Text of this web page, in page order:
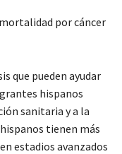
por cáncer
que pueden ayudar
hispanos
sanitaria y a la
tienen más
estadios avanzados